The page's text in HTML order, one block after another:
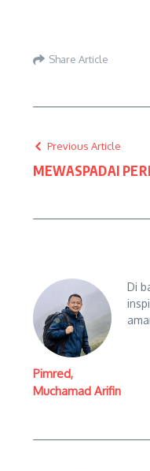
Share Article
Previous Article
MEWASPADAI
Pimred,
Muchamad Arifin
Di